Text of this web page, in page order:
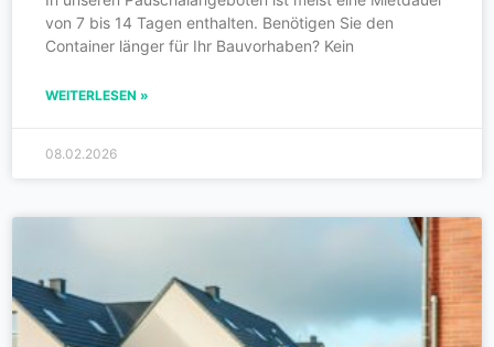
von 7 bis 14 Tagen enthalten. Benötigen Sie den
Container länger für Ihr Bauvorhaben? Kein
WEITERLESEN »
08.02.2026